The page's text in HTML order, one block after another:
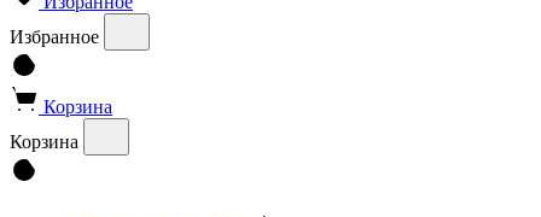
Избранное
Корзина
Корзина